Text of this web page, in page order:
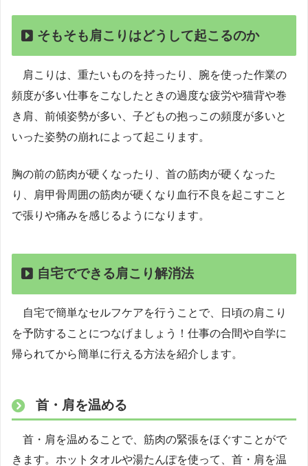
そもそも肩こりはどうして起こるのか
肩こりは、重たいものを持ったり、腕を使った作業の
頻度が多い仕事をこなしたときの過度な疲労や猫背や巻
き肩、前傾姿勢が多い、子どもの抱っこの頻度が多いと
いった姿勢の崩れによって起こります。
胸の前の筋肉が硬くなったり、首の筋肉が硬くなった
り、肩甲骨周囲の筋肉が硬くなり血行不良を起こすこと
で張りや痛みを感じるようになります。
自宅でできる肩こり解消法
自宅で簡単なセルフケアを行うことで、日頃の肩こり
を予防することにつなげましょう！仕事の合間や自学に
帰られてから簡単に行える方法を紹介します。
首・肩を温める
首・肩を温めることで、筋肉の緊張をほぐすことがで
きます。ホットタオルや湯たんぽを使って、首・肩を温